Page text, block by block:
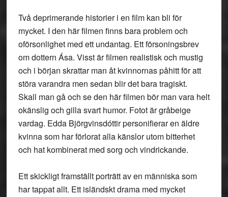
Två deprimerande historier i en film kan bli för
mycket. I den här filmen finns bara problem och
oförsonlighet med ett undantag. Ett försoningsbrev
om dottern Ása. Visst är filmen realistisk och mustig
och i början skrattar man åt kvinnornas påhitt för att
störa varandra men sedan blir det bara tragiskt.
Skall man gå och se den här filmen bör man vara helt
okänslig och gilla svart humor. Fotot är gråbeige
vardag. Edda Björgvinsdóttir personifierar en äldre
kvinna som har förlorat alla känslor utom bitterhet
och hat kombinerat med sorg och vindrickande.
Ett skickligt framställt porträtt av en människa som
har tappat allt. Ett isländskt drama med mycket